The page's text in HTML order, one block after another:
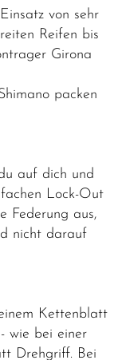
von sehr
Reifen bis
Girona
packen
auf dich und
Lock-Out
Federung aus,
nicht darauf
Kettenblatt
wie bei einer
Drehgriff. Bei